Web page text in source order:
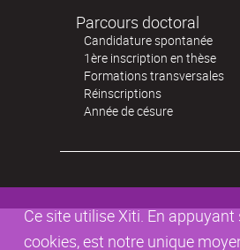
Ce site utilise Xiti. En
cookies, est notre unique
Parcours doctoral
Candidature spontanée
1ère inscription en thèse
Formations transversales
Réinscriptions
Année de césure